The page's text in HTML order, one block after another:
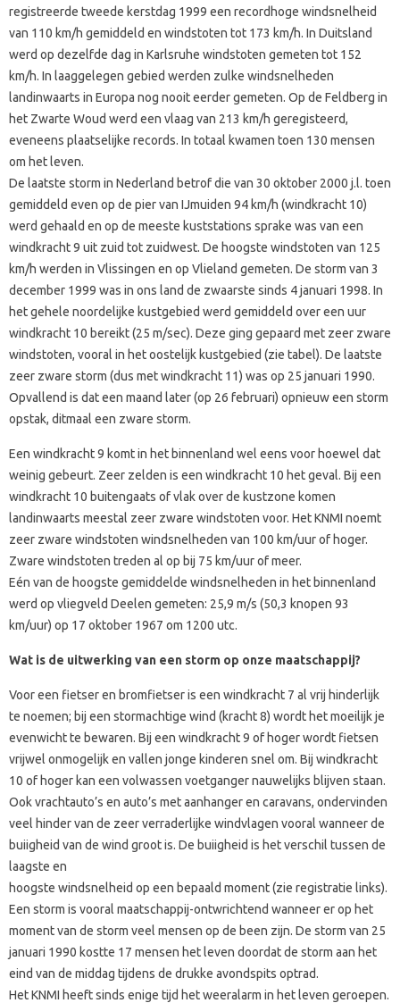
registreerde tweede kerstdag 1999 een recordhoge windsnelheid
van 110 km/h gemiddeld en windstoten tot 173 km/h. In Duitsland
werd op dezelfde dag in Karlsruhe windstoten gemeten tot 152
km/h. In laaggelegen gebied werden zulke windsnelheden
landinwaarts in Europa nog nooit eerder gemeten. Op de Feldberg in
het Zwarte Woud werd een vlaag van 213 km/h geregisteerd,
eveneens plaatselijke records. In totaal kwamen toen 130 mensen
om het leven.
De laatste storm in Nederland betrof die van 30 oktober 2000 j.l. toen
gemiddeld even op de pier van IJmuiden 94 km/h (windkracht 10)
werd gehaald en op de meeste kuststations sprake was van een
windkracht 9 uit zuid tot zuidwest. De hoogste windstoten van 125
km/h werden in Vlissingen en op Vlieland gemeten. De storm van 3
december 1999 was in ons land de zwaarste sinds 4 januari 1998. In
het gehele noordelijke kustgebied werd gemiddeld over een uur
windkracht 10 bereikt (25 m/sec). Deze ging gepaard met zeer zware
windstoten, vooral in het oostelijk kustgebied (zie tabel). De laatste
zeer zware storm (dus met windkracht 11) was op 25 januari 1990.
Opvallend is dat een maand later (op 26 februari) opnieuw een storm
opstak, ditmaal een zware storm.
Een windkracht 9 komt in het binnenland wel eens voor hoewel dat
weinig gebeurt. Zeer zelden is een windkracht 10 het geval. Bij een
windkracht 10 buitengaats of vlak over de kustzone komen
landinwaarts meestal zeer zware windstoten voor. Het KNMI noemt
zeer zware windstoten windsnelheden van 100 km/uur of hoger.
Zware windstoten treden al op bij 75 km/uur of meer.
Eén van de hoogste gemiddelde windsnelheden in het binnenland
werd op vliegveld Deelen gemeten: 25,9 m/s (50,3 knopen 93
km/uur) op 17 oktober 1967 om 1200 utc.
Wat is de uitwerking van een storm op onze maatschappij?
Voor een fietser en bromfietser is een windkracht 7 al vrij hinderlijk
te noemen; bij een stormachtige wind (kracht 8) wordt het moeilijk je
evenwicht te bewaren. Bij een windkracht 9 of hoger wordt fietsen
vrijwel onmogelijk en vallen jonge kinderen snel om. Bij windkracht
10 of hoger kan een volwassen voetganger nauwelijks blijven staan.
Ook vrachtauto’s en auto’s met aanhanger en caravans, ondervinden
veel hinder van de zeer verraderlijke windvlagen vooral wanneer de
buiigheid van de wind groot is. De buiigheid is het verschil tussen de
laagste en
hoogste windsnelheid op een bepaald moment (zie registratie links).
Een storm is vooral maatschappij-ontwrichtend wanneer er op het
moment van de storm veel mensen op de been zijn. De storm van 25
januari 1990 kostte 17 mensen het leven doordat de storm aan het
eind van de middag tijdens de drukke avondspits optrad.
Het KNMI heeft sinds enige tijd het weeralarm in het leven geroepen.